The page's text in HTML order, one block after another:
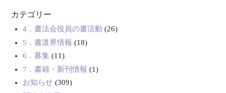
カテゴリー
4．書法会役員の書活動 (26)
5．書道界情報 (18)
6．募集(11)
7．書籍・新刊情報 (1)
お知らせ(309)